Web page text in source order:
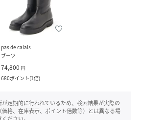
pas de calais
ブーツ
74,800 円
680ポイント(1倍)
定期的に行われているため、検索結果が実際の
格、在庫表示、ポイント倍数等）とは異なる場